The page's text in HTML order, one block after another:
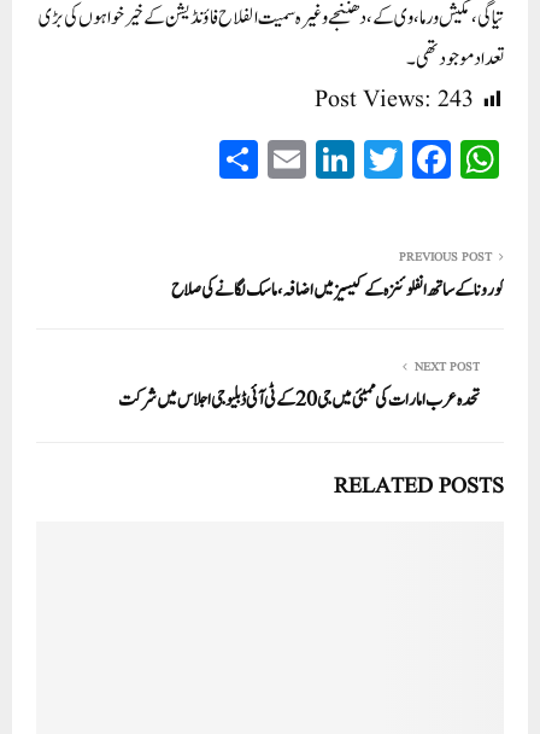
تیاگی،مکیش ورما،وی کے، دھننجے وغیرہ سمیت الفلاح فاؤنڈیشن کے خیر خواہوں کی بڑی
تعداد موجود تھی۔
Post Views: 243
W
ha
A
pp
Fa
ce
ok
T
wi
r
Li
nk
In
E
m
PREVIOUS POST
کورونا کے ساتھ انفلوئنزہ کے کیسیز میں اضافہ ،ماسک لگانے کی صلاح
NEXT POST
تحدہ عرب امارات کی ممبئی میں جی 20کے ٹی آئی ڈبلیو جی اجلاس میں شرکت
RELATED POSTS